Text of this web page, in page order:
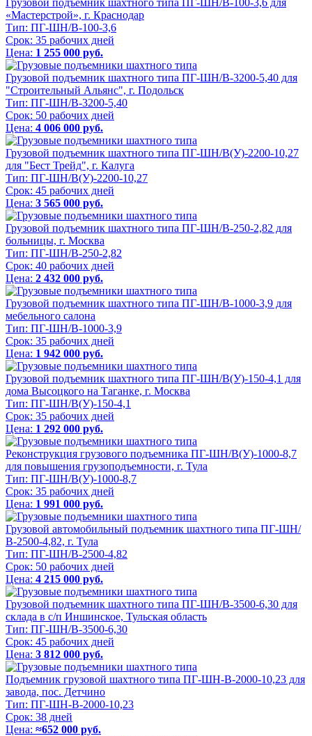
«Мастерстрой», г. Краснодар
Тип: ПГ-ШН/В-100-3,6
Срок: 35 рабочих дней
Цена: 1 255 000 руб.
Грузовой подъемник шахтного типа ПГ-ШН/В-3200-5,40 для
"Строительный Альянс", г. Подольск
Тип: ПГ-ШН/В-3200-5,40
Срок: 50 рабочих дней
Цена: 4 006 000 руб.
Грузовой подъемник шахтного типа ПГ-ШН/В(У)-2200-10,27
для "Бест Трейд", г. Калуга
Тип: ПГ-ШН/В(У)-2200-10,27
Срок: 45 рабочих дней
Цена: 3 565 000 руб.
Грузовой подъемник шахтного типа ПГ-ШН/В-250-2,82 для
больницы, г. Москва
Тип: ПГ-ШН/В-250-2,82
Срок: 40 рабочих дней
Цена: 2 432 000 руб.
Грузовой подъемник шахтного типа ПГ-ШН/В-1000-3,9 для
мебельного салона
Тип: ПГ-ШН/В-1000-3,9
Срок: 35 рабочих дней
Цена: 1 942 000 руб.
Грузовой подъемник шахтного типа ПГ-ШН/В(У)-150-4,1 для
дома Высоцкого на Таганке, г. Москва
Тип: ПГ-ШН/В(У)-150-4,1
Срок: 35 рабочих дней
Цена: 1 292 000 руб.
Реконструкция грузового подъемника ПГ-ШН/В(У)-1000-8,7
для повышения грузоподъемности, г. Тула
Тип: ПГ-ШН/В(У)-1000-8,7
Срок: 35 рабочих дней
Цена: 1 991 000 руб.
Грузовой автомобильный подъемник шахтного типа ПГ-ШН/
В-2500-4,82, г. Тула
Тип: ПГ-ШН/В-2500-4,82
Срок: 50 рабочих дней
Цена: 4 215 000 руб.
Грузовой подъемник шахтного типа ПГ-ШН/В-3500-6,30 для
склада в с/п Иншинское, Тульская область
Тип: ПГ-ШН/В-3500-6,30
Срок: 45 рабочих дней
Цена: 3 812 000 руб.
Подъемник грузовой шахтного типа ПГ-ШН-В-2000-10,23 для
завода, пос. Детчино
Тип: ПГ-ШН-В-2000-10,23
Срок: 38 дней
Цена: ≈652 000 руб.